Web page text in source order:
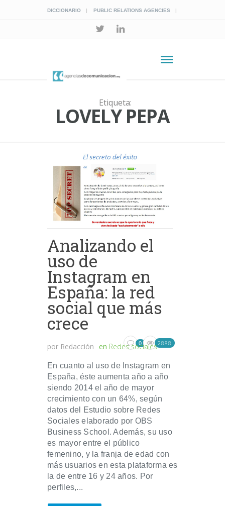
DICCIONARIO PUBLIC RELATIONS AGENCIES
Etiqueta:
LOVELY PEPA
Analizando el
uso de
Instagram en
España: la red
social que más
crece
por Redacción en Redes sociales
0 2888
En cuanto al uso de Instagram en
España, éste aumenta año a año
siendo 2014 el año de mayor
crecimiento con un 64%, según
datos del Estudio sobre Redes
Sociales elaborado por OBS
Business School. Además, su uso
es mayor entre el público
femenino, y la franja de edad con
más usuarios en esta plataforma es
la de entre 16 y 24 años. Por
perfiles,...